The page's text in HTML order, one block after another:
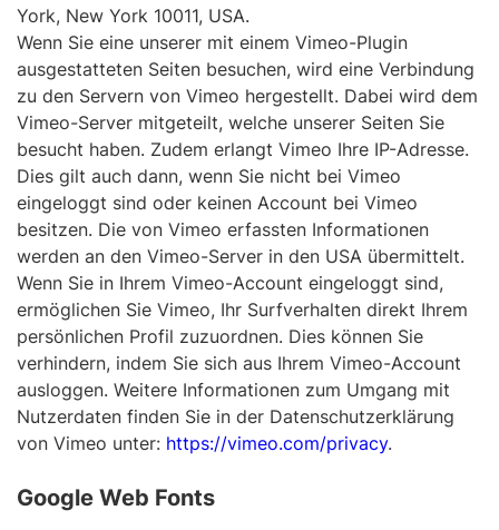
York, New York 10011, USA.
Wenn Sie eine unserer mit einem Vimeo-Plugin
ausgestatteten Seiten besuchen, wird eine Verbindung
zu den Servern von Vimeo hergestellt. Dabei wird dem
Vimeo-Server mitgeteilt, welche unserer Seiten Sie
besucht haben. Zudem erlangt Vimeo Ihre IP-Adresse.
Dies gilt auch dann, wenn Sie nicht bei Vimeo
eingeloggt sind oder keinen Account bei Vimeo
besitzen. Die von Vimeo erfassten Informationen
werden an den Vimeo-Server in den USA übermittelt.
Wenn Sie in Ihrem Vimeo-Account eingeloggt sind,
ermöglichen Sie Vimeo, Ihr Surfverhalten direkt Ihrem
persönlichen Profil zuzuordnen. Dies können Sie
verhindern, indem Sie sich aus Ihrem Vimeo-Account
ausloggen. Weitere Informationen zum Umgang mit
Nutzerdaten finden Sie in der Datenschutzerklärung
von Vimeo unter: https://vimeo.com/privacy.
Google Web Fonts